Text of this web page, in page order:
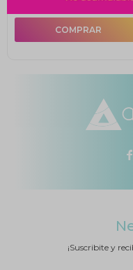

¡Suscribite y